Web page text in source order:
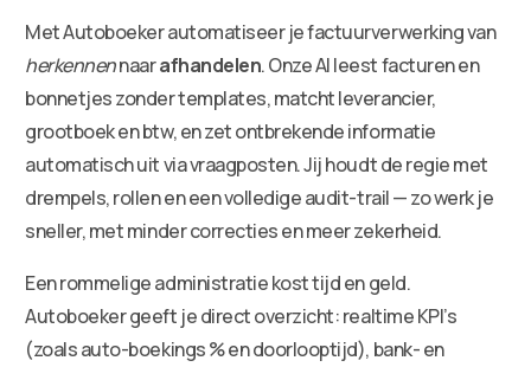
Met Autoboeker automatiseer je factuurverwerking van
herkennennaarafhandelen. Onze AI leest facturen en
bonnetjes zonder templates, matcht leverancier,
grootboek en btw, en zet ontbrekende informatie
automatisch uit via vraagposten. Jij houdt de regie met
drempels, rollen en een volledige audit-trail — zo werk je
sneller, met minder correcties en meer zekerheid.
Een rommelige administratie kost tijd en geld.
Autoboeker geeft je direct overzicht: realtime KPI’s
(zoals auto-boekings % en doorlooptijd), bank- en